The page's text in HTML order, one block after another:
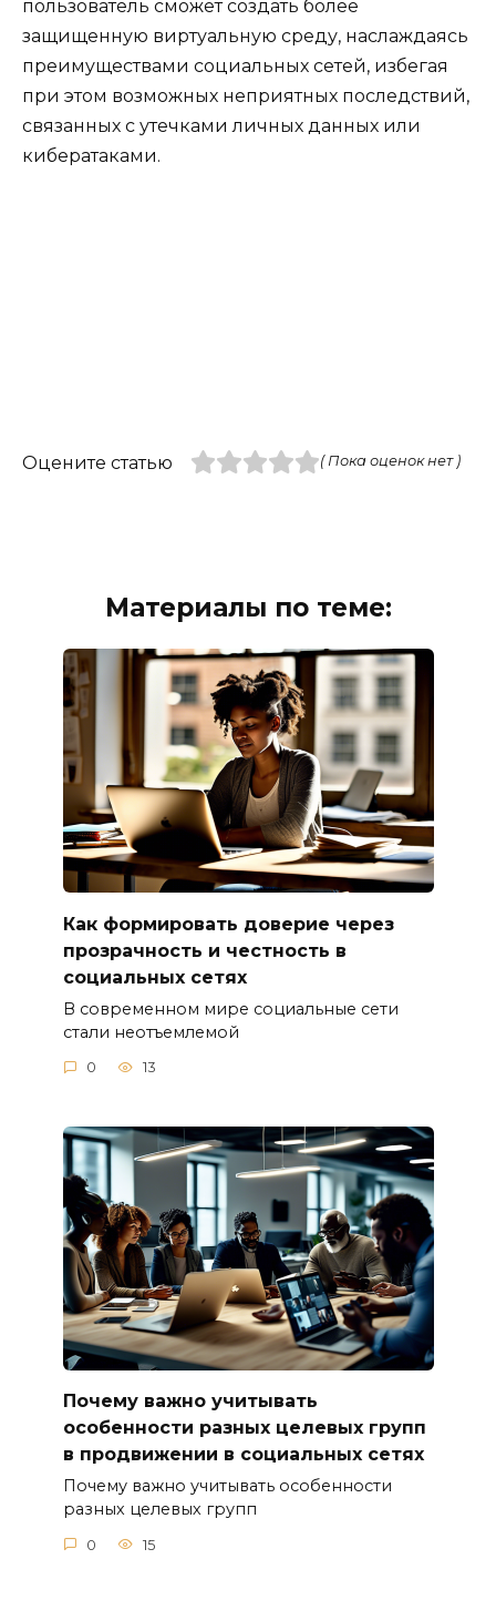
пользователь сможет создать более
защищенную виртуальную среду, наслаждаясь
преимуществами социальных сетей, избегая
при этом возможных неприятных последствий,
связанных с утечками личных данных или
кибератаками.
Оцените статью ( Пока оценок нет )
Материалы по теме:
Как формировать доверие через
прозрачность и честность в
социальных сетях
В современном мире социальные сети
стали неотъемлемой
0 13
Почему важно учитывать
особенности разных целевых групп
в продвижении в социальных сетях
Почему важно учитывать особенности
разных целевых групп
0 15